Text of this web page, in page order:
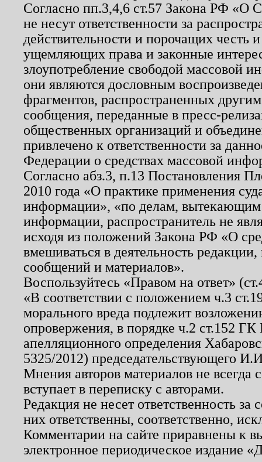
Согласно пп.3,4,6 ст.57 Закона РФ «О
не несут ответственности за
действительности и порочащих честь
ущемляющих права и законные
злоупотребление свободой массовой
они являются дословным
фрагментов, распространенных
сообщения, переданные в пресс-
общественных организаций и
привлечено к ответственности за
Федерации о средствах массовой
Согласно абз.3, п.13 Постановления
2010 года «О практике применения
информации», «по делам, вытекающим
информации, распространитель не
исходя из положений Закона РФ «О
вмешиваться в деятельность
сообщений и материалов».
Воспользуйтесь «Правом на ответ»
«В соответствии с положением ч.3
морального вреда подлежит
опровержения, в порядке ч.2 ст.152
апелляционного определения
5325/2012) председательствующего
Мнения авторов материалов не
вступает в переписку с авторами.
Редакция не несет ответственность
них ответственны, соответственно,
Комментарии на сайте приравнены к
электронное периодическое издание